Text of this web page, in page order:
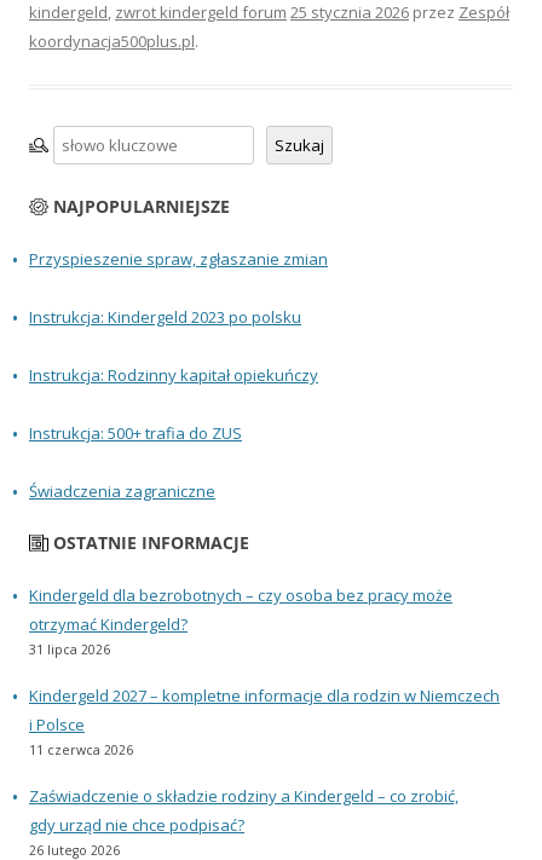
kindergeld, zwrot kindergeld forum 25 stycznia 2026 przez Zespół
koordynacja500plus.pl.
Szukaj Szukaj
NAJPOPULARNIEJSZE
Przyspieszenie spraw, zgłaszanie zmian
Instrukcja: Kindergeld 2023 po polsku
Instrukcja: Rodzinny kapitał opiekuńczy
Instrukcja: 500+ trafia do ZUS
Świadczenia zagraniczne
OSTATNIE INFORMACJE
Kindergeld dla bezrobotnych – czy osoba bez pracy może
otrzymać Kindergeld?
31 lipca 2026
Kindergeld 2027 – kompletne informacje dla rodzin w Niemczech
i Polsce
11 czerwca 2026
Zaświadczenie o składzie rodziny a Kindergeld – co zrobić,
gdy urząd nie chce podpisać?
26 lutego 2026